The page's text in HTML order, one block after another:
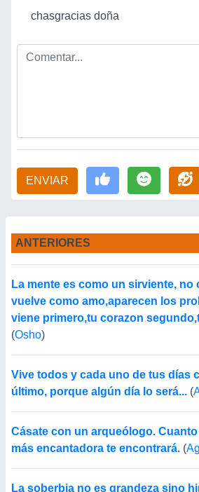
chasgracias doña
ENVIAR
ANTERIORES
La mente es como un sirviente, no
vuelve como amo,aparecen los
viene primero,tu corazon
(Osho)
Vive todos y cada uno de tus días
último, porque algún día lo será... (
Cásate con un arqueólogo.
más encantadora te encontrará. (
La soberbia no es grandeza sino